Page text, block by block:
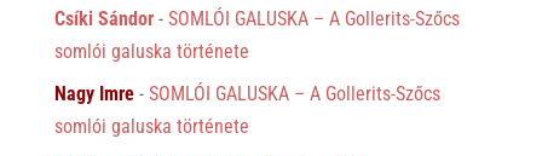
Csíki Sándor- SOMLÓI GALUSKA – A Gollerits-Szőcs
somlói galuska története
Nagy Imre- SOMLÓI GALUSKA – A Gollerits-Szőcs
somlói galuska története